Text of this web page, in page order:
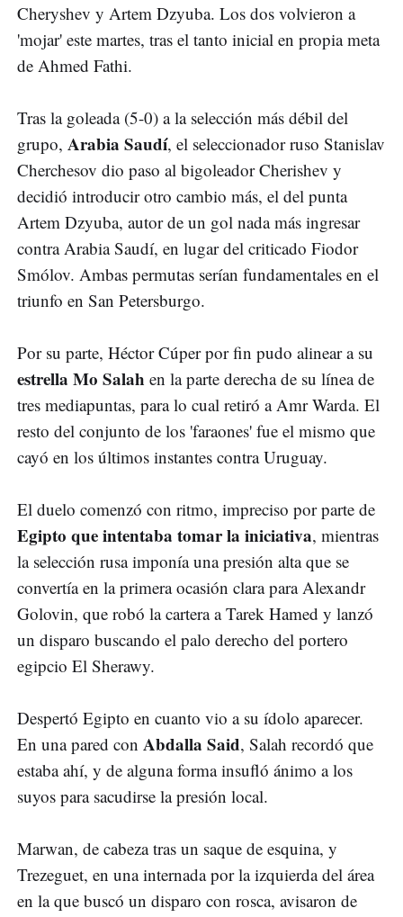
Cheryshev y Artem Dzyuba. Los dos volvieron a
'mojar' este martes, tras el tanto inicial en propia meta
de Ahmed Fathi.
Tras la goleada (5-0) a la selección más débil del
grupo, Arabia Saudí, el seleccionador ruso Stanislav
Cherchesov dio paso al bigoleador Cherishev y
decidió introducir otro cambio más, el del punta
Artem Dzyuba, autor de un gol nada más ingresar
contra Arabia Saudí, en lugar del criticado Fiodor
Smólov. Ambas permutas serían fundamentales en el
triunfo en San Petersburgo.
Por su parte, Héctor Cúper por fin pudo alinear a su
estrella Mo Salah en la parte derecha de su línea de
tres mediapuntas, para lo cual retiró a Amr Warda. El
resto del conjunto de los 'faraones' fue el mismo que
cayó en los últimos instantes contra Uruguay.
El duelo comenzó con ritmo, impreciso por parte de
Egipto que intentaba tomar la iniciativa, mientras
la selección rusa imponía una presión alta que se
convertía en la primera ocasión clara para Alexandr
Golovin, que robó la cartera a Tarek Hamed y lanzó
un disparo buscando el palo derecho del portero
egipcio El Sherawy.
Despertó Egipto en cuanto vio a su ídolo aparecer.
En una pared con Abdalla Said, Salah recordó que
estaba ahí, y de alguna forma insufló ánimo a los
suyos para sacudirse la presión local.
Marwan, de cabeza tras un saque de esquina, y
Trezeguet, en una internada por la izquierda del área
en la que buscó un disparo con rosca, avisaron de